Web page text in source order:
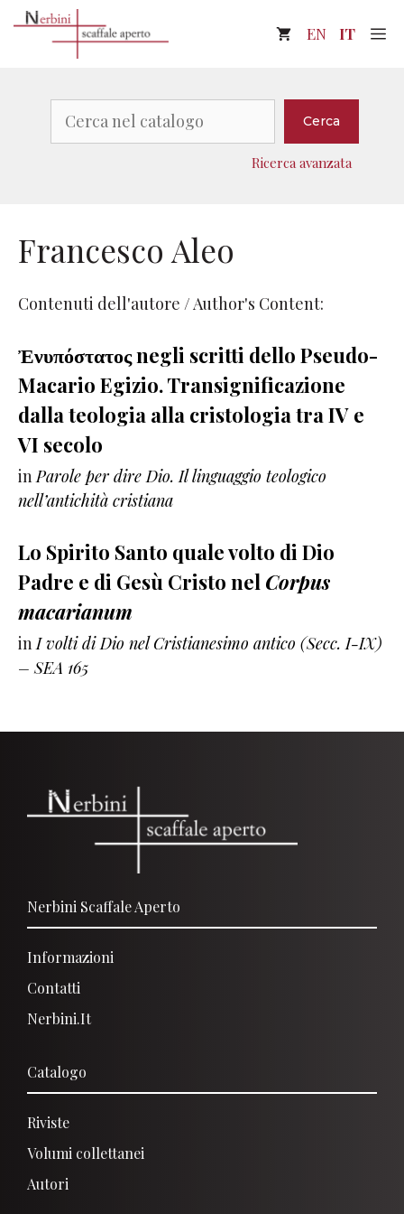
contenuto
EN IT
Cerca
Ricerca avanzata
Francesco Aleo
Contenuti dell'autore / Author's Content:
Ἐνυπόστατος negli scritti dello Pseudo-
Macario Egizio. Transignificazione
dalla teologia alla cristologia tra IV e
VI secolo
inParole per dire Dio. Il linguaggio teologico
nell’antichità cristiana
Lo Spirito Santo quale volto di Dio
Padre e di Gesù Cristo nel Corpus
macarianum
inI volti di Dio nel Cristianesimo antico (Secc. I-IX)
– SEA 165
Nerbini Scaffale Aperto
Informazioni
Contatti
Nerbini.it
Catalogo
Riviste
Volumi collettanei
Autori